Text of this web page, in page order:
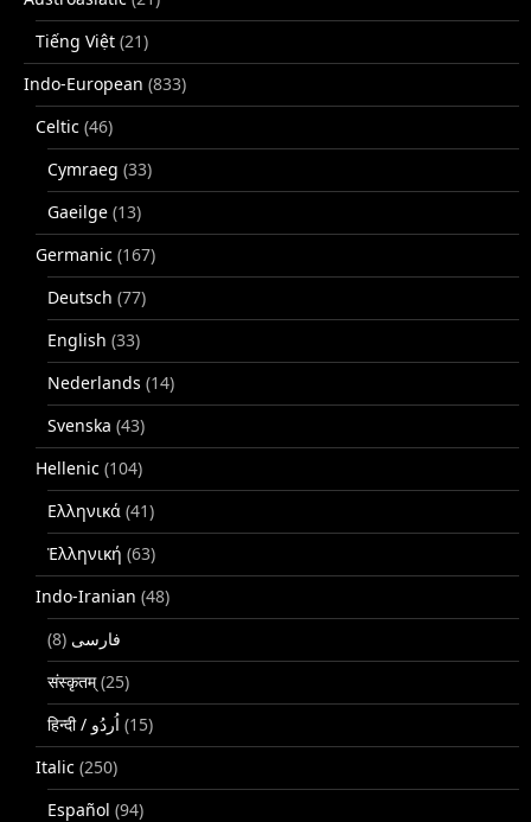
Tiếng Việt (21)
Indo-European (833)
Celtic (46)
Cymraeg (33)
Gaeilge (13)
Germanic (167)
Deutsch (77)
English (33)
Nederlands (14)
Svenska (43)
Hellenic (104)
Ελληνικά (41)
Ἑλληνική (63)
Indo-Iranian (48)
فارسی (8)
संस्कृतम्(25)
(15)
Italic (250)
Español (94)